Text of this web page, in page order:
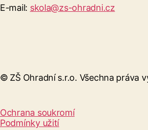
E-mail: skola@zs-ohradni.cz
© ZŠ Ohradní s.r.o. Všechna práva
Ochrana soukromí
Podmínky užití